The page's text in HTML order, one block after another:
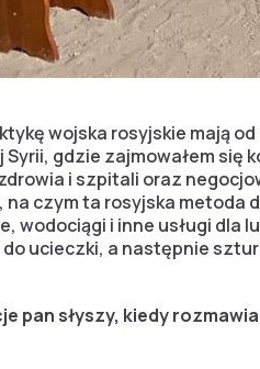
wojska rosyjskie mają
Syrii, gdzie zajmowałem
i szpitali oraz
na czym ta rosyjska metoda
wodociągi i inne usługi dla
ucieczki, a następnie
pan słyszy, kiedy